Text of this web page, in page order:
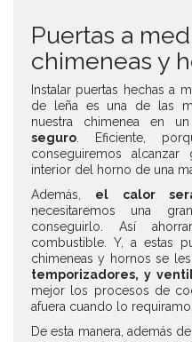
Puertas a
chimeneas y
Instalar puertas hechas a
de leña es una de las
nuestra chimenea en
seguro. Eficiente,
conseguiremos
interior del horno de una
Además, el calor
necesitaremos una
conseguirlo. Así
combustible. Y, a estas
chimeneas y hornos se
temporizadores, y
mejor los procesos de
afuera cuando lo
De esta manera, además